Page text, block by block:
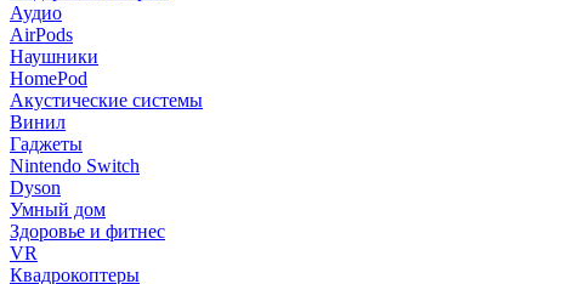
Аудио
AirPods
Наушники
HomePod
Акустические системы
Винил
Гаджеты
Nintendo Switch
Dyson
Умный дом
Здоровье и фитнес
VR
Квадрокоптеры